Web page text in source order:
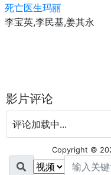
死亡医生玛丽
李宝英,李民基,姜其永
影片评论
评论加载中...
Copyright ©